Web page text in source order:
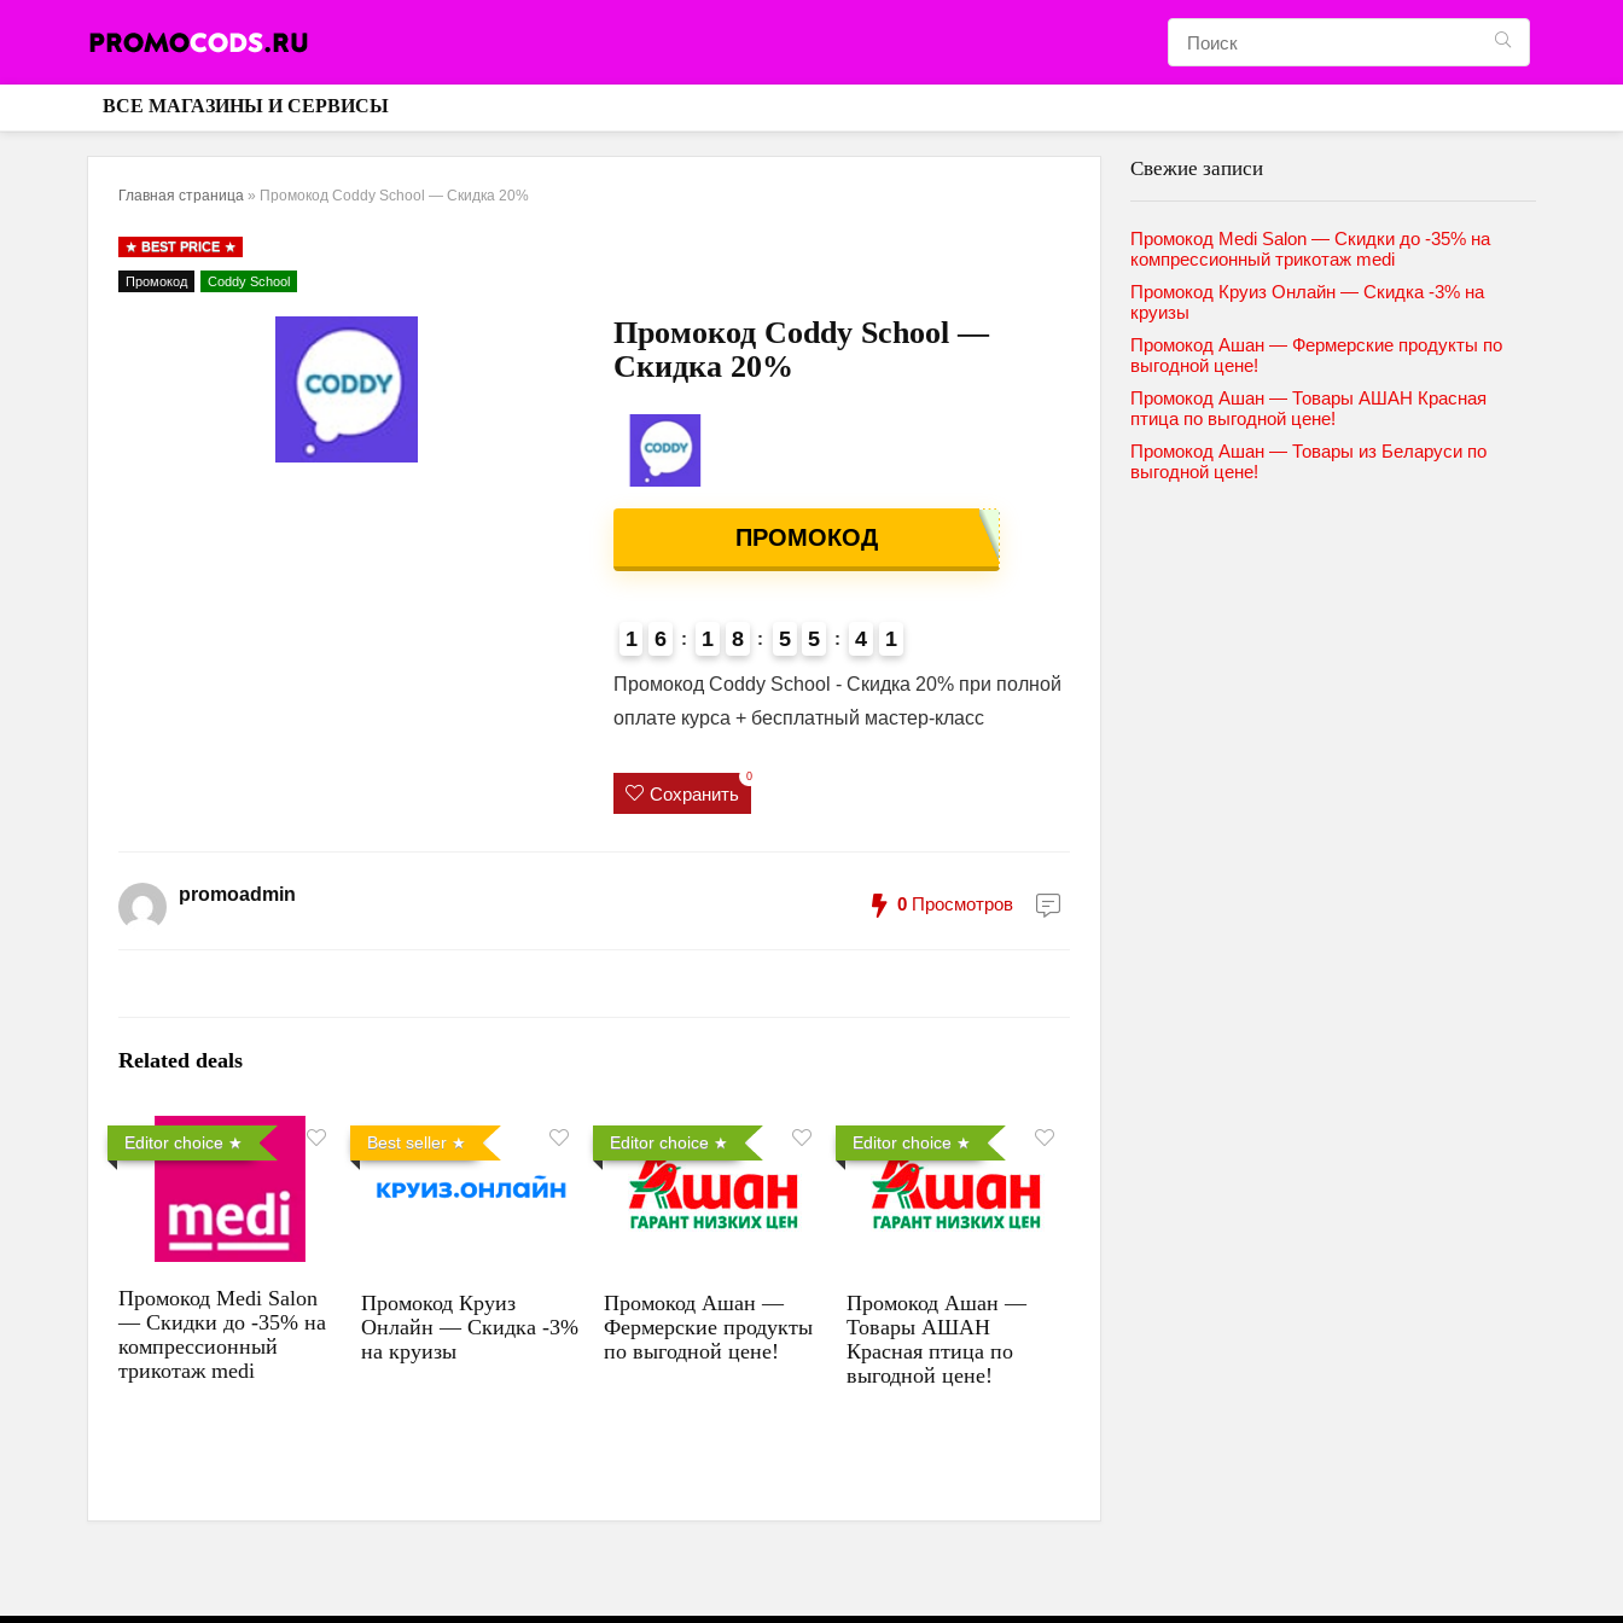
ВСЕ МАГАЗИНЫ И СЕРВИСЫ
Главная страница » Промокод Coddy School — Скидка 20%
BEST PRICE
Промокод Coddy School
Промокод Coddy School —
Скидка 20%
ПРОМОКОД
1
4
6 1 8 5 5 4 0
1
Промокод Coddy School - Скидка 20% при полной
оплате курса + бесплатный мастер-класс
Сохранить
0
promoadmin 0 Просмотров
Related deals
Editor choice
Промокод Medi Salon
— Скидки до -35% на
компрессионный
трикотаж medi
Best seller
Промокод Круиз
Онлайн — Скидка -3%
на круизы
Editor choice
Промокод Ашан —
Фермерские продукты
по выгодной цене!
Editor choice
Промокод Ашан —
Товары АШАН
Красная птица по
выгодной цене!
Свежие записи
Промокод Medi Salon — Скидки до -35% на
компрессионный трикотаж medi
Промокод Круиз Онлайн — Скидка -3% на
круизы
Промокод Ашан — Фермерские продукты по
выгодной цене!
Промокод Ашан — Товары АШАН Красная
птица по выгодной цене!
Промокод Ашан — Товары из Беларуси по
выгодной цене!